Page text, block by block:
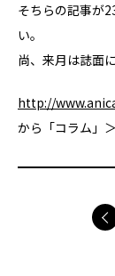
そちらの記事が
い。
尚、来月は誌面
http://
から「コラム」